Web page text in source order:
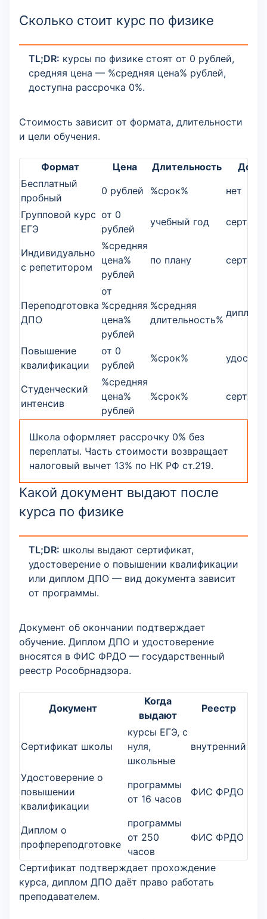
Сколько стоит курс по физике
TL;DR: курсы по физике стоят от 0 рублей,
средняя цена — %средняя цена% рублей,
доступна рассрочка 0%.
Стоимость зависит от формата, длительности
и цели обучения.
Формат Цена Длительность
Бесплатный
пробный
0 рублей %срок%
нет
Групповой курс
ЕГЭ
от 0
рублей
учебный год
Индивидуально
с репетитором
%средняя
цена%
рублей
по плану
Переподготовка
ДПО
от
%средняя
цена%
рублей
%средняя
длительность%
диплом
Повышение
квалификации
от 0
рублей
%срок%
Студенческий
интенсив
%средняя
цена%
рублей
%срок%
Школа оформляет рассрочку 0% без
переплаты. Часть стоимости возвращает
налоговый вычет 13% по НК РФ ст.219.
Какой документ выдают после
курса по физике
TL;DR: школы выдают сертификат,
удостоверение о повышении квалификации
или диплом ДПО — вид документа зависит
от программы.
Документ об окончании подтверждает
обучение. Диплом ДПО и удостоверение
вносятся в ФИС ФРДО — государственный
реестр Рособрнадзора.
Документ
Когда
выдают
Реестр
Сертификат школы
курсы ЕГЭ, с
нуля,
школьные
внутренний
Удостоверение о
повышении
квалификации
программы
от 16 часов
ФИС ФРДО
Диплом о
профпереподготовке
программы
от 250
часов
ФИС ФРДО
Сертификат подтверждает прохождение
курса, диплом ДПО даёт право работать
преподавателем.